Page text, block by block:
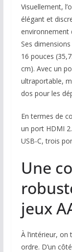
Visuellement,
élégant et
environnement
Ses
16 pouces
cm). Avec un
ultraportable,
dos pour les
En termes de
un port HDMI
USB-C, trois
Une
jeux
À l’intérieur,
ordre. D’un